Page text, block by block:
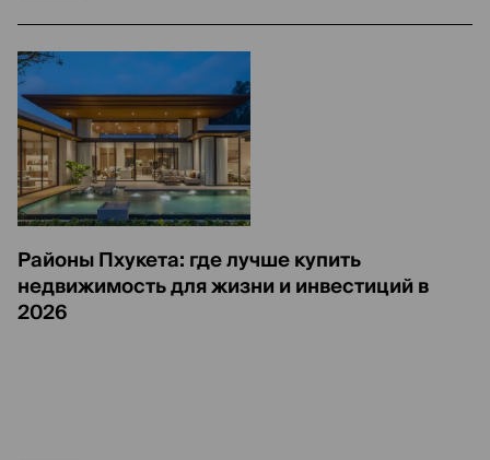
Районы Пхукета: где лучше купить
недвижимость для жизни и инвестиций в
2026